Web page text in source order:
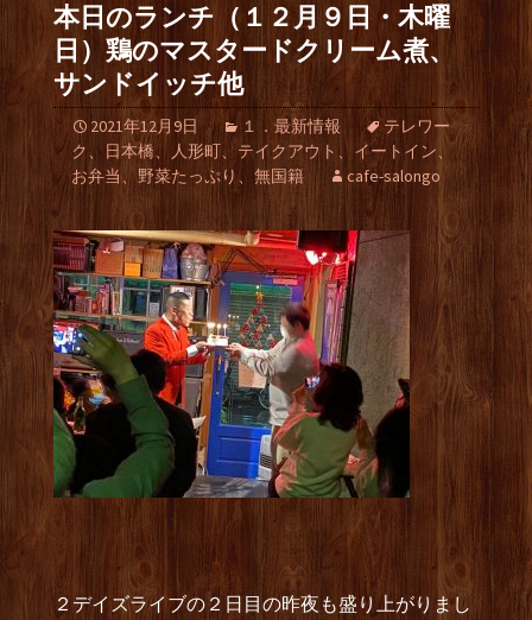
本日のランチ（１２月９日・木曜
日）鶏のマスタードクリーム煮、
サンドイッチ他
2021年12月9日 １．最新情報
テレワー
ク、日本橋、人形町、テイクアウト、イートイン、
お弁当、野菜たっぷり、無国籍
cafe-salongo
２デイズライブの２日目の昨夜も盛り上がりまし